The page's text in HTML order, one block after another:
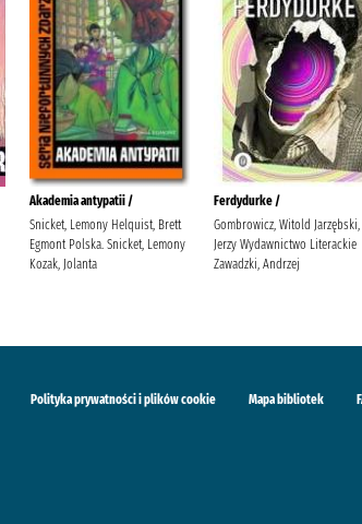
Akademia antypatii /
Snicket, Lemony Helquist, Brett
Egmont Polska. Snicket, Lemony
Kozak, Jolanta
Ferdydurke /
Gombrowicz, Witold Jarzębski,
Jerzy Wydawnictwo Literackie
Zawadzki, Andrzej
Polityka prywatności i plików cookie Mapa bibliotek